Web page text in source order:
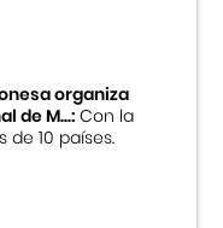
organiza
de M...:Con la
10 países.